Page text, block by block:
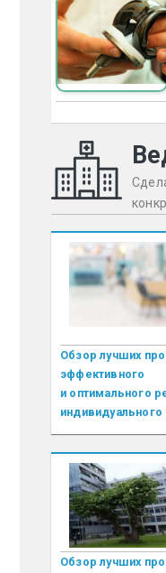
Обзор лучших
эффективного
и оптимального
индивидуального
Обзор лучших